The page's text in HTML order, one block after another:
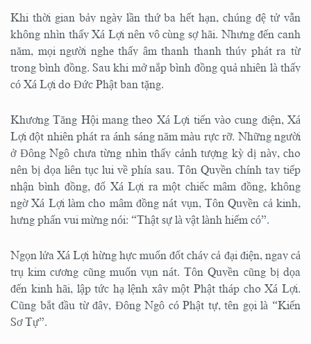
Khi thời gian bảy ngày lần thứ ba hết hạn, chúng đệ tử vẫn
không nhìn thấy Xá Lợi nên vô cùng sợ hãi. Nhưng đến canh
năm, mọi người nghe thấy âm thanh thanh thúy phát ra từ
trong bình đồng. Sau khi mở nắp bình đồng quả nhiên là thấy
có Xá Lợi do Đức Phật ban tặng.
Khương Tăng Hội mang theo Xá Lợi tiến vào cung điện, Xá
Lợi đột nhiên phát ra ánh sáng năm màu rực rỡ. Những người
ở Đông Ngô chưa từng nhìn thấy cảnh tượng kỳ dị này, cho
nên bị dọa liên tục lui về phía sau. Tôn Quyền chính tay tiếp
nhận bình đồng, đổ Xá Lợi ra một chiếc mâm đồng, không
ngờ Xá Lợi làm cho mâm đồng nát vụn, Tôn Quyền cả kinh,
hưng phấn vui mừng nói: “Thật sự là vật lành hiếm có”.
Ngọn lửa Xá Lợi hừng hực muốn đốt cháy cả đại điện, ngay cả
trụ kim cương cũng muốn vụn nát. Tôn Quyền cũng bị dọa
đến kinh hãi, lập tức hạ lệnh xây một Phật tháp cho Xá Lợi.
Cũng bắt đầu từ đây, Đông Ngô có Phật tự, tên gọi là “Kiến
Sơ Tự”.